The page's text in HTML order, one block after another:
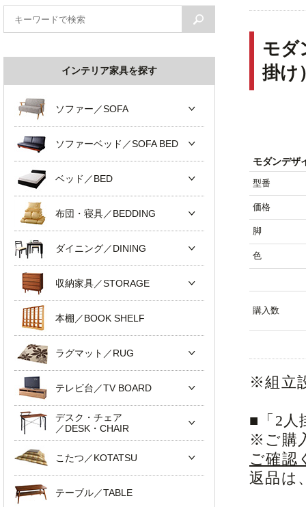
モダ
掛け
モダンデザ
型番
価格
脚
色
購入数
※組立
■「2人
※ご購
ご確認
返品は
インテリア家具を探す
ソファー／SOFA
ソファーベッド／SOFA BED
ベッド／BED
布団・寝具／BEDDING
ダイニング／DINING
収納家具／STORAGE
本棚／BOOK SHELF
ラグマット／RUG
テレビ台／TV BOARD
デスク・チェア
／DESK・CHAIR
こたつ／KOTATSU
テーブル／TABLE